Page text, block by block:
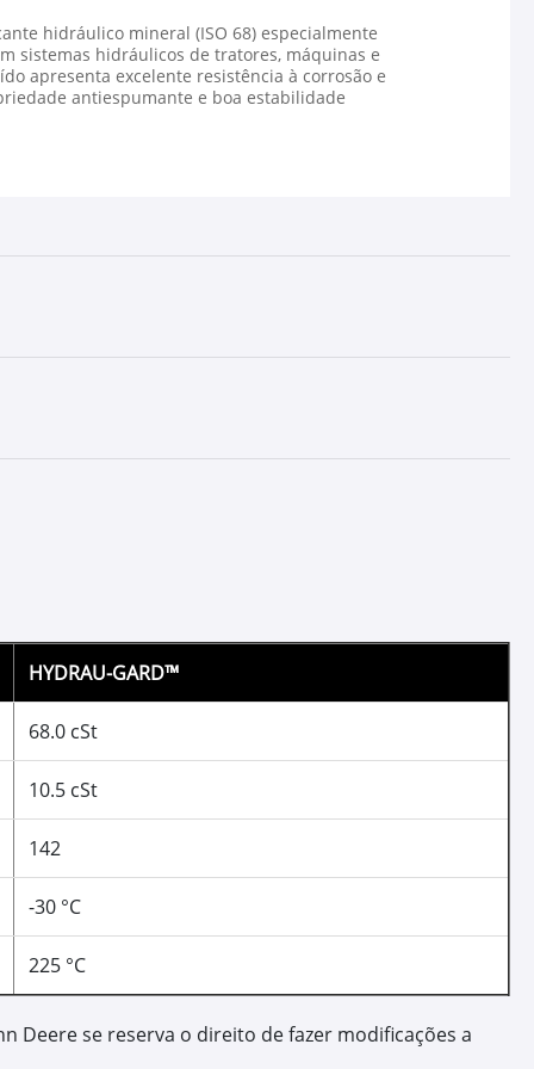
hidráulicos
a contaminantes;
a oxidação, corrosão e formação de espuma;
pelo sistema sem perda de carga;